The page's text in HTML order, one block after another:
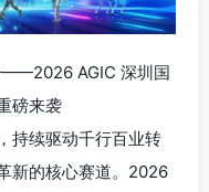
——2026 AGIC 深圳国
磅来袭
持续驱动千行百业转
新的核心赛道。2026